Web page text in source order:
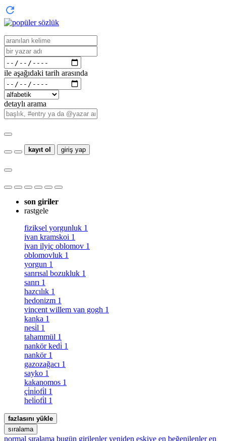
ile aşağıdaki tarih arasında
detaylı arama
kayıt ol giriş yap
son giriler
rastgele
fiziksel yorgunluk 1
ivan kramskoi 1
ivan ilyiç oblomov 1
oblomovluk 1
yorgun 1
sanrısal bozukluk 1
sanrı 1
hazcılık 1
hedonizm 1
vincent willem van gogh 1
kanka 1
nesi̇l 1
tahammül 1
nankör kedi̇ 1
nankör 1
gazozağacı 1
sayko 1
kakanomos 1
çi̇ni̇ofi̇l 1
heli̇ofi̇l 1
fazlasını yükle
sıralama
normal sıralama bugün girilenler yeniden eskiye en beğenilenler en